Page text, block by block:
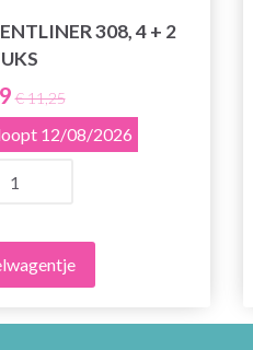
308, 4 + 2
€ 11,25
12/08/2026